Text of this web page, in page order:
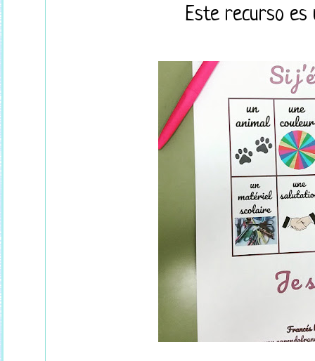
Este recurso es